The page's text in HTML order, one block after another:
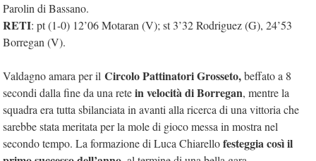
Parolin di Bassano.
RETI: pt (1-0) 12’06 Motaran (V); st 3’32 Rodriguez (G), 24’53
Borregan (V).
Valdagno amara per il Circolo Pattinatori Grosseto,beffato a 8
secondi dalla fine da una retein velocità di Borregan, mentre la
squadra era tutta sbilanciata in avanti alla ricerca di una vittoria che
sarebbe stata meritata per la mole di gioco messa in mostra nel
secondo tempo. La formazione di Luca Chiarellofesteggia così il